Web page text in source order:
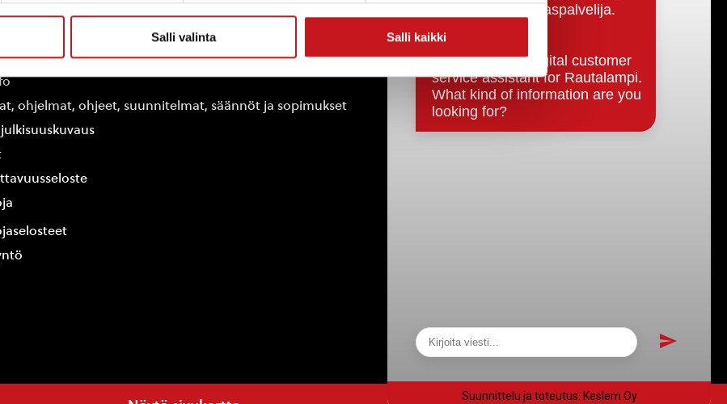
Salli valinta Salli kaikki
ohjelmat, ohjeet, suunnitelmat, säännöt ja sopimukset
Päätökset, esityslistat & pöytäkirjat
Hallinto
Kunnanhallitus
Kunnanvaltuusto